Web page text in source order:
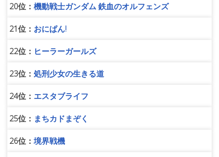
20位： 機動戦士ガンダム 鉄血のオルフェンズ
21位： おにぱん!
22位： ヒーラーガールズ
23位： 処刑少女の生きる道
24位： エスタブライフ
25位： まちカドまぞく
26位： 境界戦機